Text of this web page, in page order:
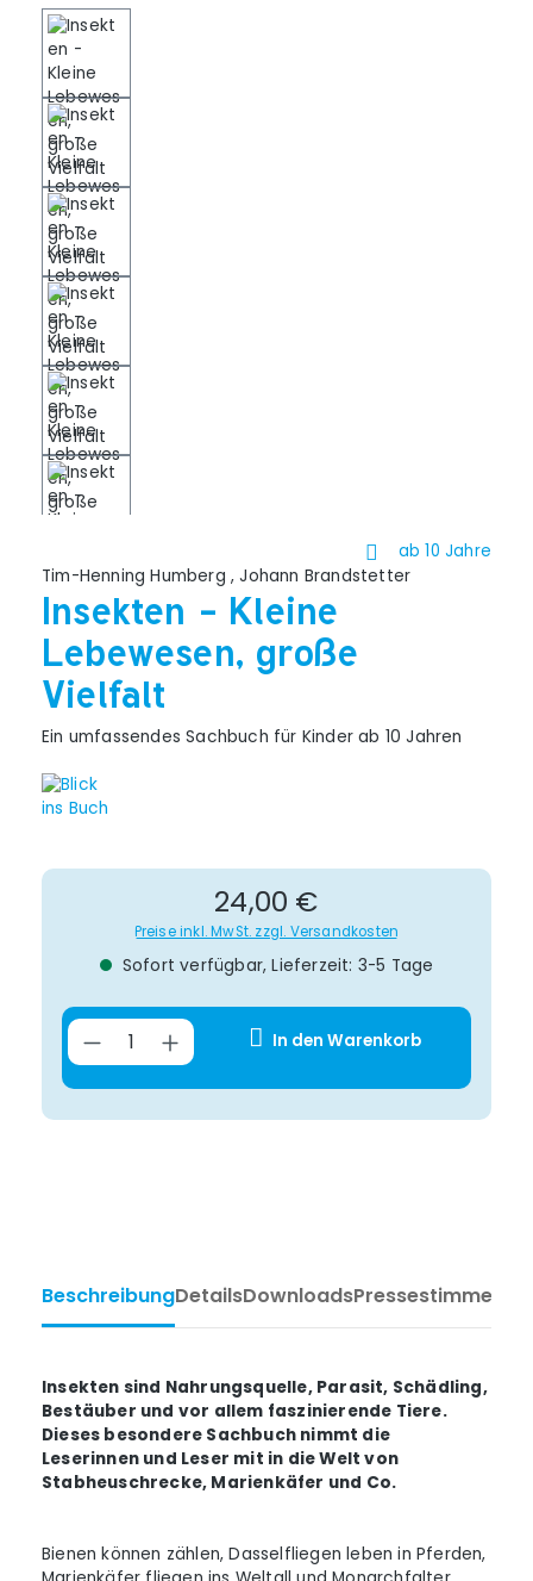
ab 10 Jahre
Tim-Henning Humberg ,Johann Brandstetter
Insekten - Kleine
Lebewesen, große
Vielfalt
Ein umfassendes Sachbuch für Kinder ab 10 Jahren
Regulärer Preis:
24,00 €
Preise inkl. MwSt. zzgl. Versandkosten
Sofort verfügbar, Lieferzeit: 3-5 Tage
Produkt Anzahl: Gib den
In den Warenkorb
BeschreibungDetailsDownloadsPressestimmen
Insekten sind Nahrungsquelle, Parasit, Schädling,
Bestäuber und vor allem faszinierende Tiere.
Dieses besondere Sachbuch nimmt die
Leserinnen und Leser mit in die Welt von
Stabheuschrecke, Marienkäfer und Co.
Bienen können zählen, Dasselfliegen leben in Pferden,